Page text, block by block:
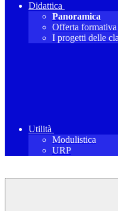
Didattica
Panoramica
Offerta formativa
I progetti delle
Utilità
Modulistica
URP